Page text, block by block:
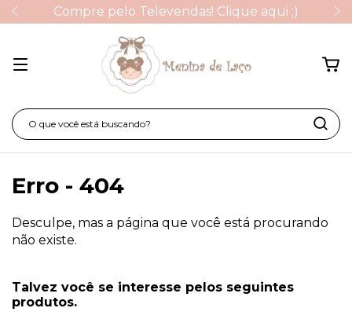
Compre pelo Televendas! Clique aqui ;)
Erro - 404
Desculpe, mas a página que você está procurando
não existe.
Talvez você se interesse pelos seguintes
produtos.